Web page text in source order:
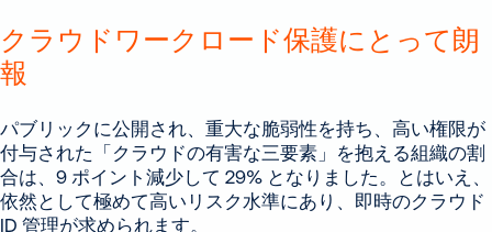
クラウドワークロード保護にとって朗
報
パブリックに公開され、重大な脆弱性を持ち、高い権限が
付与された「クラウドの有害な三要素」を抱える組織の割
合は、9 ポイント減少して 29% となりました。とはいえ、
依然として極めて高いリスク水準にあり、即時のクラウド
ID 管理が求められます。